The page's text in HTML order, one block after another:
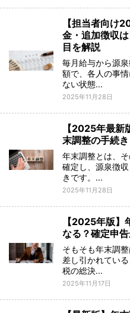
【担当者向け
金・追加徴収
目を解説
毎月給与から源
額で、各人の事
ない状態...
2025年11月28日
【2025年最新
末調整の手続
年末調整とは、
確定し、源泉徴
きです。...
2025年11月28日
【2025年版】
なる？確定申
そもそも年末調
差し引かれてい
税の総決...
2025年11月17日